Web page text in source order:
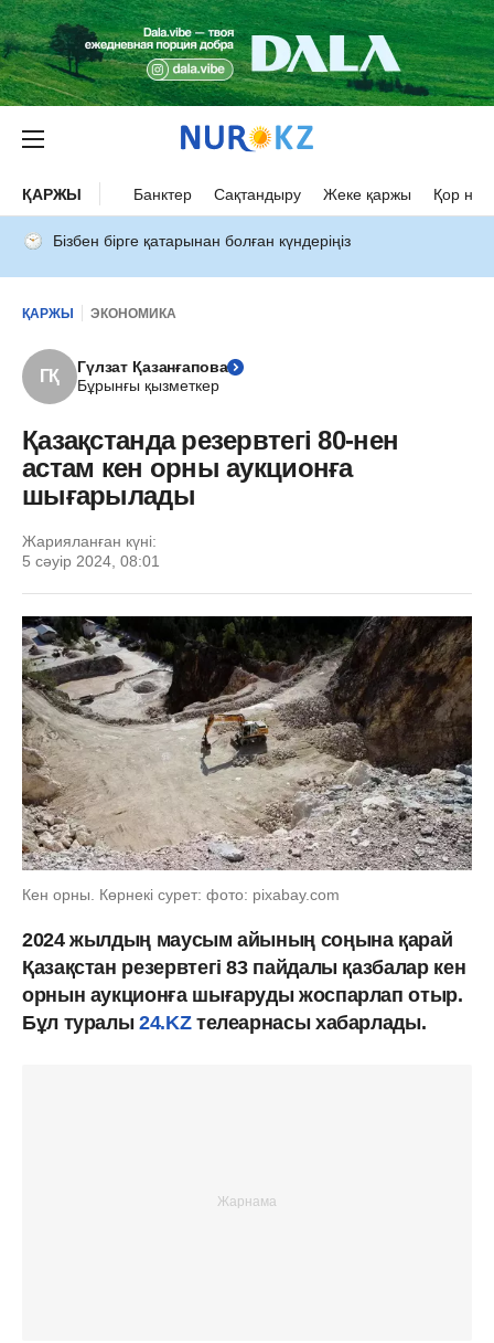
ҚАРЖЫ Банктер Сақтандыру Жеке қаржы Қор
Бізбен бірге қатарынан болған күндеріңіз
ҚАРЖЫ ЭКОНОМИКА
ГҚ
Гүлзат Қазанғапова
Бұрынғы қызметкер
Қазақстанда резервтегі 80-нен
астам кен орны аукционға
шығарылады
Жарияланған күні:
5 сәуір 2024, 08:01
Кен орны. Көрнекі сурет: фото: pixabay.com
2024 жылдың маусым айының соңына қарай
Қазақстан резервтегі 83 пайдалы қазбалар кен
орнын аукционға шығаруды жоспарлап отыр.
Бұл туралы24.KZ телеарнасы хабарлады.